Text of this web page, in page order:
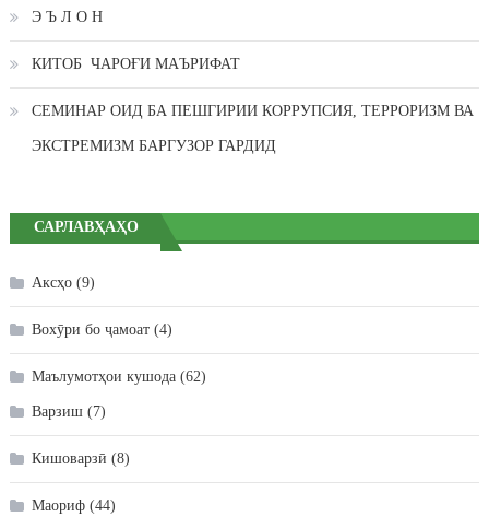
Э Ъ Л О Н
КИТОБ ЧАРОҒИ МАЪРИФАТ
СЕМИНАР ОИД БА ПЕШГИРИИ КОРРУПСИЯ, ТЕРРОРИЗМ ВА
ЭКСТРЕМИЗМ БАРГУЗОР ГАРДИД
САРЛАВҲАҲО
Аксҳо(9)
Вохӯри бо ҷамоат(4)
Маълумотҳои кушода(62)
Варзиш(7)
Кишоварзӣ (8)
Маориф(44)